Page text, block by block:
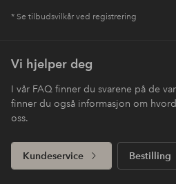
* Se tilbudsvilkår ved registrering
Vi hjelper deg
I vår FAQ finner du svarene på de
finner du også informasjon om
oss.
Kundeservice Bestilling